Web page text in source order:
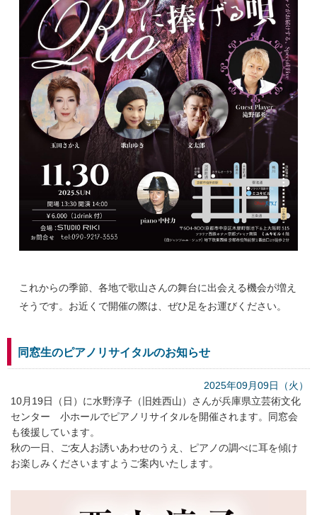
これからの季節、各地で歌山さんの舞台に出会える機会が増え
そうです。お近くで開催の際は、ぜひ足をお運びください。
同窓生のピアノリサイタルのお知らせ
2025年09月09日（火）
10月19日（日）に水野淳子（旧姓西山）さんが兵庫県立芸術文化
センター 小ホールでピアノリサイタルを開催されます。同窓会
も後援しています。
秋の一日、ご友人お誘いあわせのうえ、ピアノの調べに耳を傾け
お楽しみくださいますようご案内いたします。